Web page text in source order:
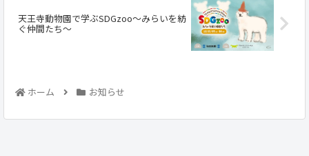
天王寺動物園で学ぶSDGzoo～みらいを紡
ぐ仲間たち～
ホーム お知らせ